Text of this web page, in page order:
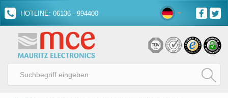
HOTLINE: 06136 - 994400